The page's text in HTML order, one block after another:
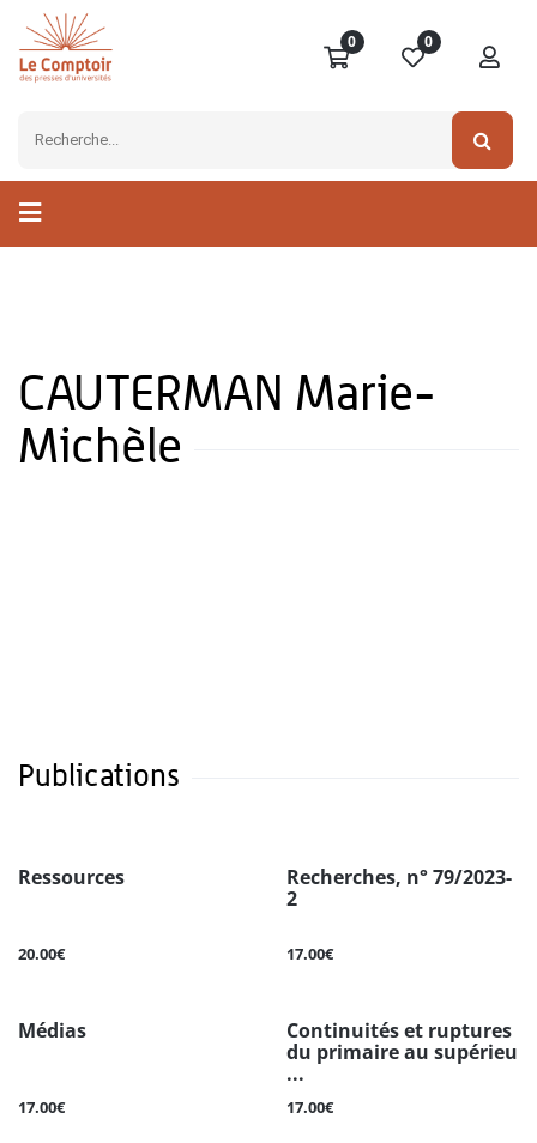
0 0
CAUTERMAN Marie-
Michèle
Publications
Ressources
20.00€
Recherches, n° 79/2023-
2
17.00€
Médias
17.00€
Continuités et ruptures
du primaire au supérieu
...
17.00€